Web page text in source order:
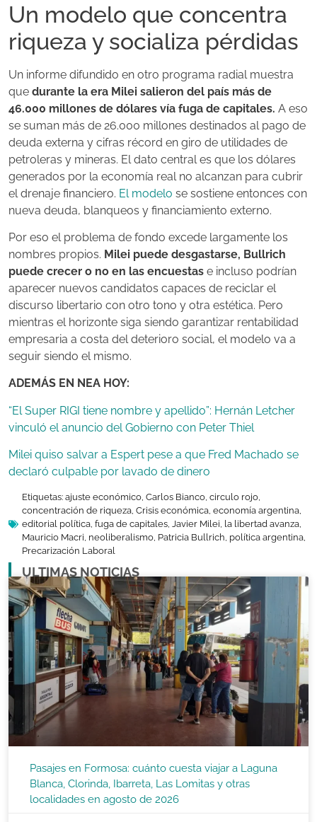
Un modelo que concentra
riqueza y socializa pérdidas
Un informe difundido en otro programa radial muestra
que durante la era Milei salieron del país más de
46.000 millones de dólares vía fuga de capitales. A eso
se suman más de 26.000 millones destinados al pago de
deuda externa y cifras récord en giro de utilidades de
petroleras y mineras. El dato central es que los dólares
generados por la economía real no alcanzan para cubrir
el drenaje financiero. El modelo se sostiene entonces con
nueva deuda, blanqueos y financiamiento externo.
Por eso el problema de fondo excede largamente los
nombres propios. Milei puede desgastarse, Bullrich
puede crecer o no en las encuestas e incluso podrían
aparecer nuevos candidatos capaces de reciclar el
discurso libertario con otro tono y otra estética. Pero
mientras el horizonte siga siendo garantizar rentabilidad
empresaria a costa del deterioro social, el modelo va a
seguir siendo el mismo.
ADEMÁS EN NEA HOY:
“El Super RIGI tiene nombre y apellido”: Hernán Letcher
vinculó el anuncio del Gobierno con Peter Thiel
Milei quiso salvar a Espert pese a que Fred Machado se
declaró culpable por lavado de dinero
Etiquetas: ajuste económico, Carlos Bianco, circulo rojo,
concentración de riqueza, Crisis económica, economía argentina,
editorial política, fuga de capitales, Javier Milei, la libertad avanza,
Mauricio Macri, neoliberalismo, Patricia Bullrich, política argentina,
Precarización Laboral
ULTIMAS NOTICIAS
Pasajes en Formosa: cuánto cuesta viajar a Laguna
Blanca, Clorinda, Ibarreta, Las Lomitas y otras
localidades en agosto de 2026